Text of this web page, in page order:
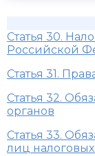
Статья 30.
Российской
Статья 31.
Статья 32.
органов
Статья 33.
лиц